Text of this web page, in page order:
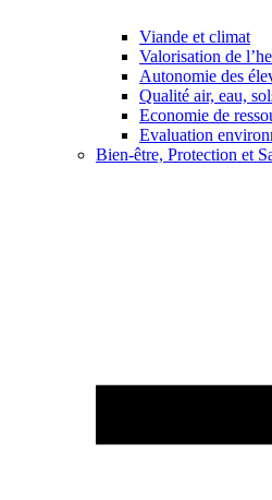
Viande et climat
Valorisation de
Autonomie des
Qualité air, eau,
Economie de
Evaluation
Bien-être, Protection et